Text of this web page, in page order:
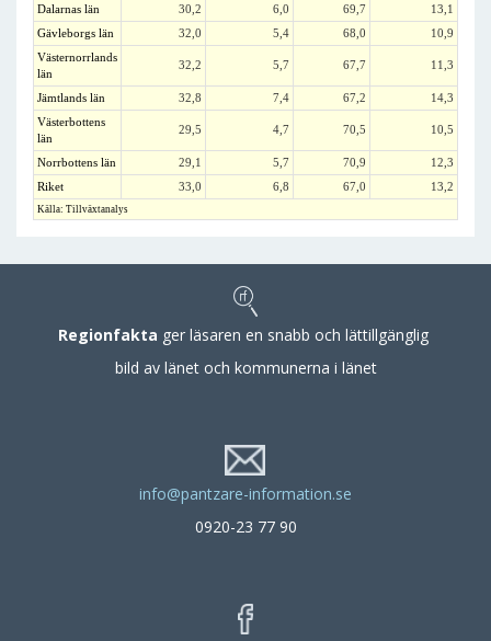
Dalarnas län 30,2 6,0 69,7
13,1
Gävleborgs län
32,0 5,4 68,0
10,9
Västernorrlands
län
32,2 5,7 67,7 11,3
Jämtlands län 32,8 7,4 67,2
14,3
Västerbottens
län
29,5 4,7 70,5 10,5
Norrbottens län 29,1 5,7 70,9
12,3
Riket
33,0 6,8 67,0 13,2
Källa: Tillväxtanalys
Regionfakta ger läsaren en snabb och lättillgänglig
bild av länet och kommunerna i länet
info@pantzare-information.se
0920-23 77 90